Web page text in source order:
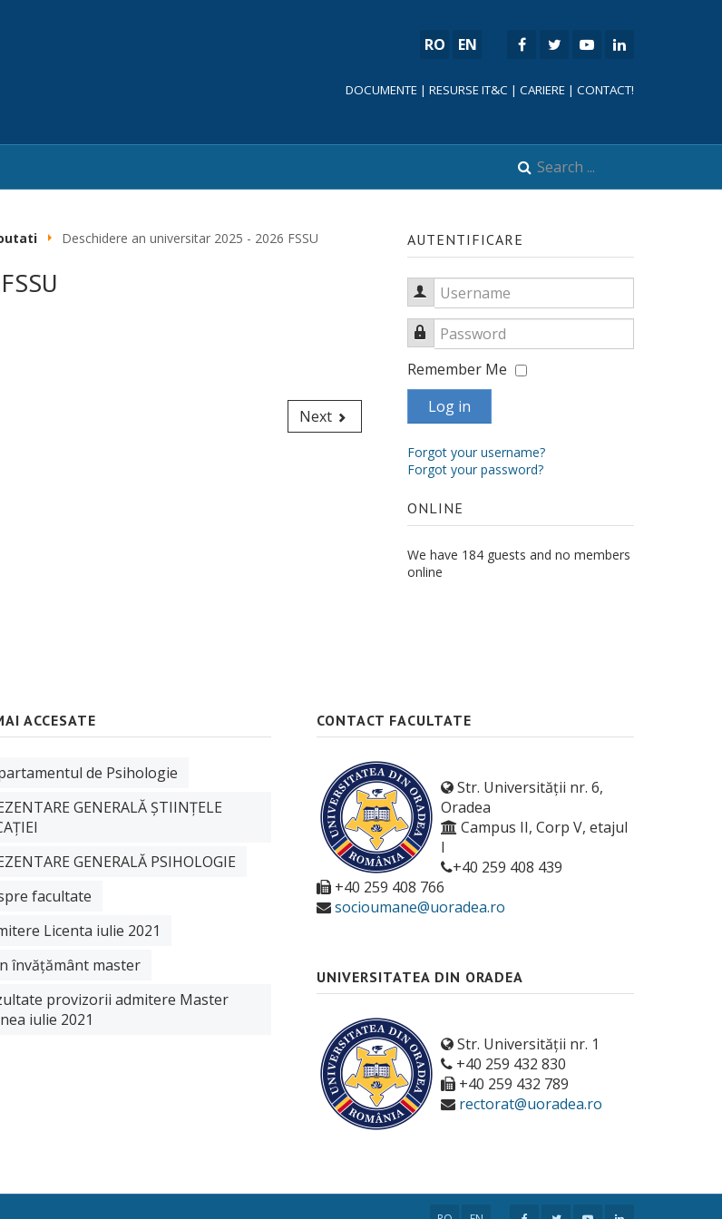
RO EN
DOCUMENTE | RESURSE IT&C | CARIERE | CONTACT!
Deschidere an universitar 2025 - 2026 FSSU
Next
AUTENTIFICARE
Username
Password
Remember Me
Log in
Forgot your username?
Forgot your password?
ONLINE
We have 184 guests and no members
online
ACCESATE
de Psihologie
GENERALĂ ȘTIINȚELE
GENERALĂ PSIHOLOGIE
facultate
Licenta iulie 2021
învățământ master
provizorii admitere Master
iulie 2021
CONTACT FACULTATE
Str. Universității nr. 6,
Oradea
Campus II, Corp V, etajul
I
+40 259 408 439
+40 259 408 766
socioumane@uoradea.ro
UNIVERSITATEA DIN ORADEA
Str. Universității nr. 1
+40 259 432 830
+40 259 432 789
rectorat@uoradea.ro